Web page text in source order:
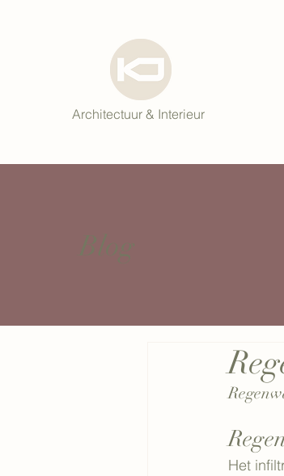
Architectuur & Interieur
Het